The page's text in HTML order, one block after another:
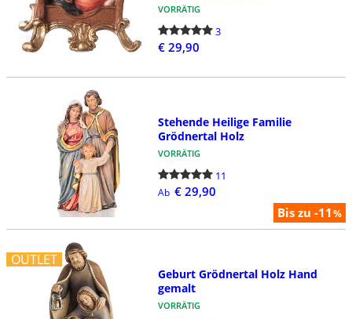
VORRÄTIG
3
€ 29,90
Bis zu -11%
Stehende Heilige Familie
Grödnertal Holz
VORRÄTIG
11
Ab € 29,90
OUTLET
Geburt Grödnertal Holz Hand
gemalt
VORRÄTIG